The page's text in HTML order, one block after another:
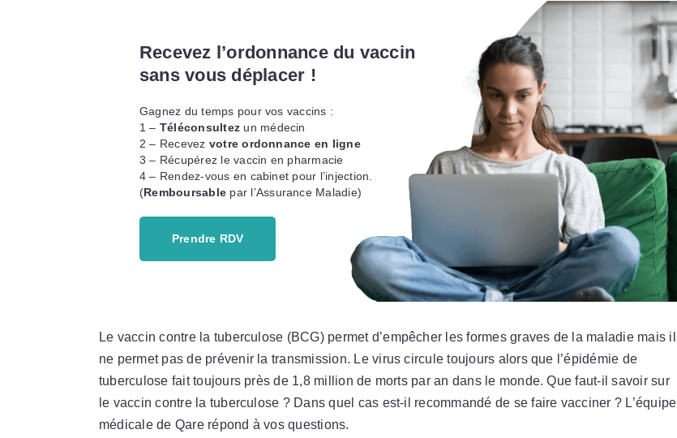
Recevez l’ordonnance du vaccin
sans vous déplacer !
Gagnez du temps pour vos vaccins :
1 – Téléconsultez un médecin
2 – Recevez votre ordonnance en ligne
3 – Récupérez le vaccin en pharmacie
4 – Rendez-vous en cabinet pour l’injection.
(Remboursable par l’Assurance Maladie)
Prendre RDV
Le vaccin contre la tuberculose (BCG) permet d’empêcher les formes graves de la maladie mais il
ne permet pas de prévenir la transmission. Le virus circule toujours alors que l’épidémie de
tuberculose fait toujours près de 1,8 million de morts par an dans le monde. Que faut-il savoir sur
le vaccin contre la tuberculose ? Dans quel cas est-il recommandé de se faire vacciner ? L’équipe
médicale de Qare répond à vos questions.